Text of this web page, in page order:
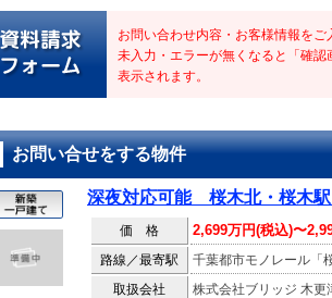
お問い合わせ内容・お客様情報をご
未入力・エラーが無くなると「確認
表示されます。
お問い合せをする物件
深夜対応可能 桜木北・桜木駅
価 格 2,699万円(税込)〜
路線／最寄駅
千葉都市モノレール「
取扱会社
株式会社ブリッジ 木更